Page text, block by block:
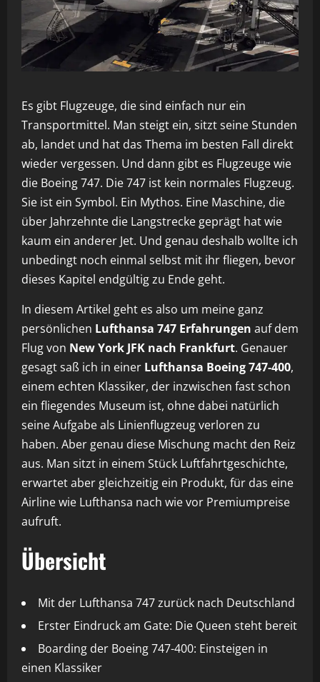
Es gibt Flugzeuge, die sind einfach nur ein
Transportmittel. Man steigt ein, sitzt seine Stunden
ab, landet und hat das Thema im besten Fall direkt
wieder vergessen. Und dann gibt es Flugzeuge wie
die Boeing 747. Die 747 ist kein normales Flugzeug.
Sie ist ein Symbol. Ein Mythos. Eine Maschine, die
über Jahrzehnte die Langstrecke geprägt hat wie
kaum ein anderer Jet. Und genau deshalb wollte ich
unbedingt noch einmal selbst mit ihr fliegen, bevor
dieses Kapitel endgültig zu Ende geht.
In diesem Artikel geht es also um meine ganz
persönlichen Lufthansa 747 Erfahrungen auf dem
Flug von New York JFK nach Frankfurt. Genauer
gesagt saß ich in einer Lufthansa Boeing 747-400,
einem echten Klassiker, der inzwischen fast schon
ein fliegendes Museum ist, ohne dabei natürlich
seine Aufgabe als Linienflugzeug verloren zu
haben. Aber genau diese Mischung macht den Reiz
aus. Man sitzt in einem Stück Luftfahrtgeschichte,
erwartet aber gleichzeitig ein Produkt, für das eine
Airline wie Lufthansa nach wie vor Premiumpreise
aufruft.
Übersicht
Mit der Lufthansa 747 zurück nach Deutschland
Erster Eindruck am Gate: Die Queen steht bereit
Boarding der Boeing 747-400: Einsteigen in
einen Klassiker